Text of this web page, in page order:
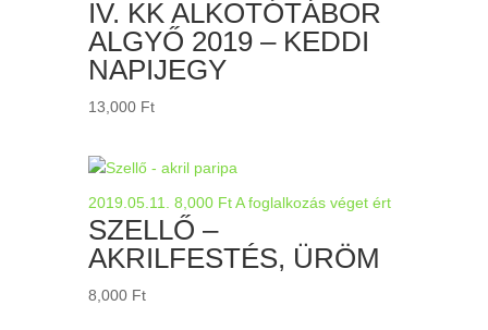
IV. KK ALKOTÓTÁBOR
ALGYŐ 2019 – KEDDI
NAPIJEGY
13,000 Ft
2019.05.11. 8,000 Ft A foglalkozás véget ért
SZELLŐ –
AKRILFESTÉS, ÜRÖM
8,000 Ft